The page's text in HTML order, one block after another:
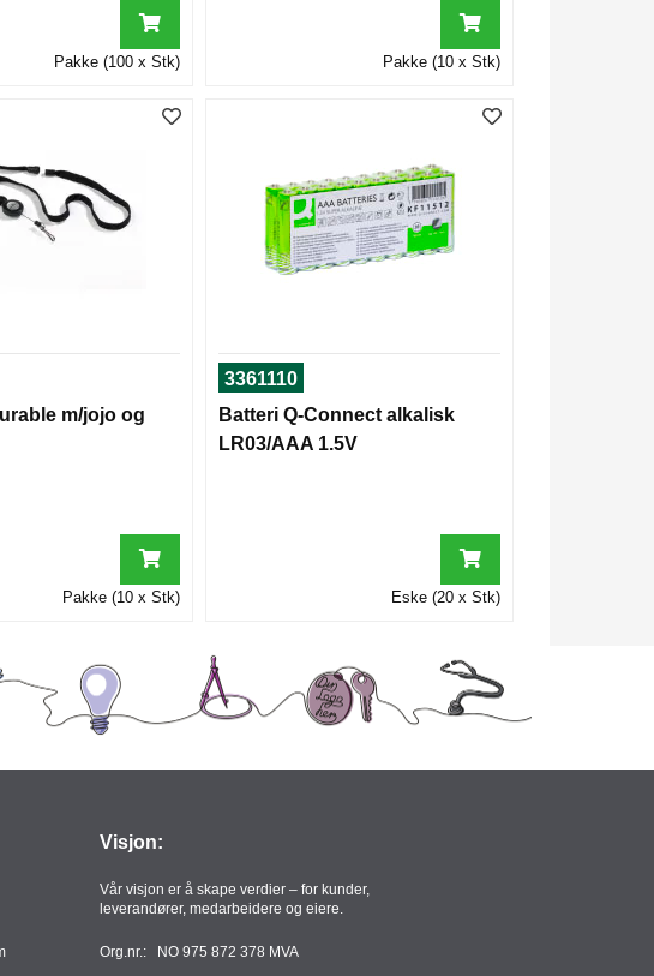
Pakke (100 x Stk) Pakke (10 x Stk)
m/jojo og
Pakke (10 x Stk)
3361110
Batteri Q-Connect alkalisk
LR03/AAA 1.5V
Eske (20 x Stk)
Visjon:
Vår visjon er å skape verdier – for kunder,
leverandører, medarbeidere og eiere.
Org.nr.: NO 975 872 378 MVA